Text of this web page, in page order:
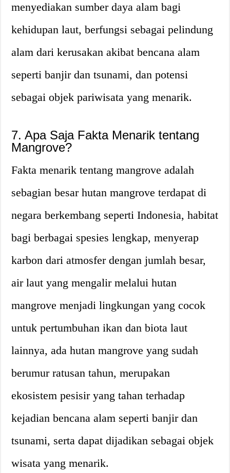
menyediakan sumber daya alam bagi
kehidupan laut, berfungsi sebagai pelindung
alam dari kerusakan akibat bencana alam
seperti banjir dan tsunami, dan potensi
sebagai objek pariwisata yang menarik.
7. Apa Saja Fakta Menarik tentang
Mangrove?
Fakta menarik tentang mangrove adalah
sebagian besar hutan mangrove terdapat di
negara berkembang seperti Indonesia, habitat
bagi berbagai spesies lengkap, menyerap
karbon dari atmosfer dengan jumlah besar,
air laut yang mengalir melalui hutan
mangrove menjadi lingkungan yang cocok
untuk pertumbuhan ikan dan biota laut
lainnya, ada hutan mangrove yang sudah
berumur ratusan tahun, merupakan
ekosistem pesisir yang tahan terhadap
kejadian bencana alam seperti banjir dan
tsunami, serta dapat dijadikan sebagai objek
wisata yang menarik.